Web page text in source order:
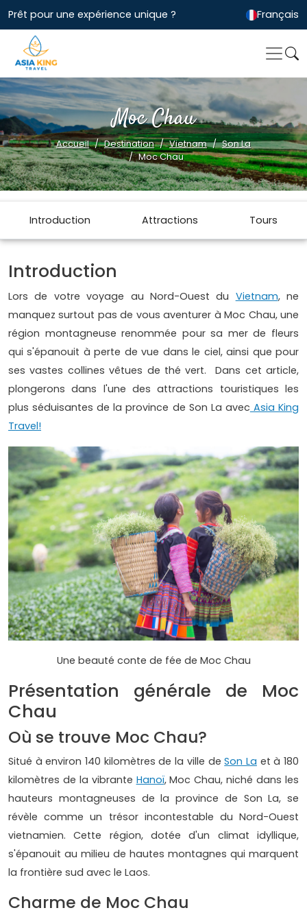
Prêt pour une expérience unique ? Français
Moc Chau
Accueil Destination Vietnam
Son La
Moc Chau
Introduction Attractions Tours
Introduction
Lors de votre voyage au Nord-Ouest du Vietnam, ne
manquez surtout pas de vous aventurer à Moc Chau, une
région montagneuse renommée pour sa mer de fleurs
qui s'épanouit à perte de vue dans le ciel, ainsi que pour
ses vastes collines vêtues de thé vert. Dans cet article,
plongerons dans l'une des attractions touristiques les
plus séduisantes de la province de Son La avec Asia King
Travel!
Une beauté conte de fée de Moc Chau
Présentation générale de Moc
Chau
Où se trouve Moc Chau?
Situé à environ 140 kilomètres de la ville deSon La et à 180
kilomètres de la vibrante Hanoï, Moc Chau, niché dans les
hauteurs montagneuses de la province de Son La, se
révèle comme un trésor incontestable du Nord-Ouest
vietnamien. Cette région, dotée d'un climat idyllique,
s'épanouit au milieu de hautes montagnes qui marquent
la frontière sud avec le Laos.
Charme de Moc Chau